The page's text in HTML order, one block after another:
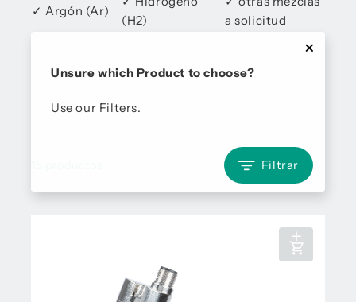
✓ Argón (Ar)
(H2)
a solicitud
Unsure which Product to choose?
Use our Filters.
Filtrar